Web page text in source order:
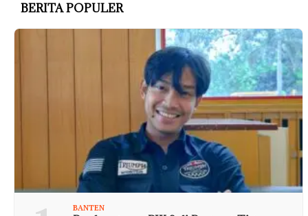
BERITA POPULER
BANTEN